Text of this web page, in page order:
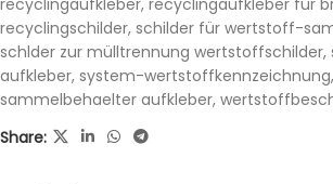
recyclingaufkleber, recyclingaufkleber für
recyclingschilder, schilder für wertstoff-
schlder zur mülltrennung wertstoffschilder,
aufkleber, system-wertstoffkennzeichnung,
sammelbehaelter aufkleber,
Share: